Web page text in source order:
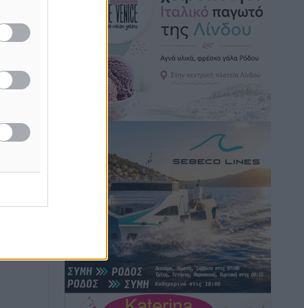
Τοπικές Ειδήσεις πριν 7 ώρες
Iατρικός Σύλλογος Ροδου προς Α.
Γεωργιάδη: Στρατηγικές Προτάσεις για
την Ενίσχυση της Δημόσιας Υγείας στη
Νησιωτική Ελλάδα και στα
Πάνθηρες: Ξεκίνησαν αισιόδοξοι για
την παρθενική “πτήση” τους
Αθλητικά πριν 7 ώρες
Άρης Αρχαγγέλου: Στο πλευρό του
άτυχου Ιάκωβου Θωμά
Αθλητικά • πριν 7 ώρες